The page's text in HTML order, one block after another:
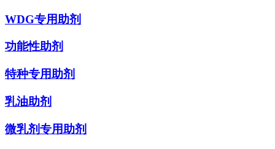
WDG专用助剂
功能性助剂
特种专用助剂
乳油助剂
微乳剂专用助剂